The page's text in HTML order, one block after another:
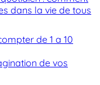
dans la vie de tous
de 1 a 10
de vos